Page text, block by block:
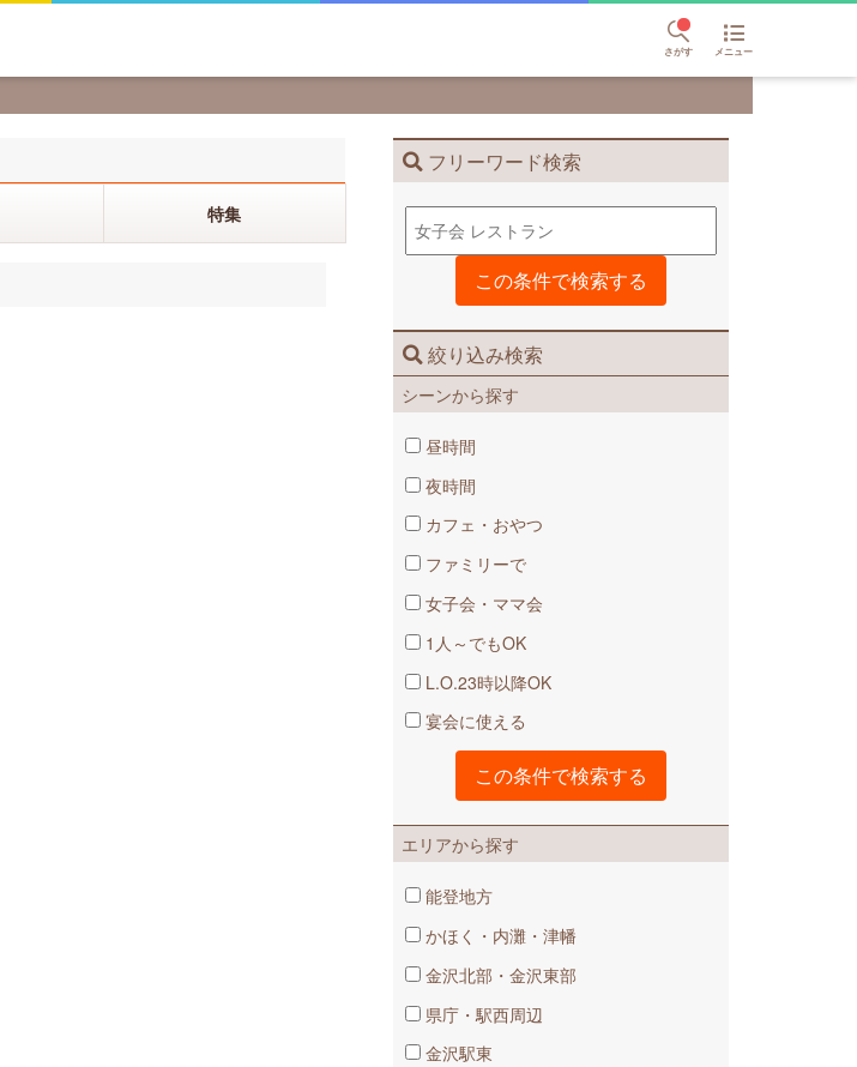
さがす メニュー
フリーワード検索
絞り込み検索
シーンから探す
昼時間
夜時間
カフェ・おやつ
ファミリーで
女子会・ママ会
1人～でもOK
L.O.23時以降OK
宴会に使える
エリアから探す
能登地方
かほく・内灘・津幡
金沢北部・金沢東部
県庁・駅西周辺
金沢駅東
特集